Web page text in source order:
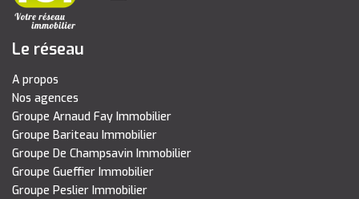
Le réseau
A propos
Nos agences
Groupe Arnaud Fay Immobilier
Groupe Bariteau Immobilier
Groupe De Champsavin Immobilier
Groupe Gueffier Immobilier
Groupe Peslier Immobilier